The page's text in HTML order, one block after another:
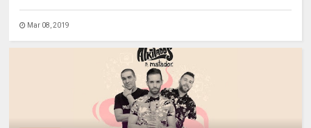
Mar 08, 2019